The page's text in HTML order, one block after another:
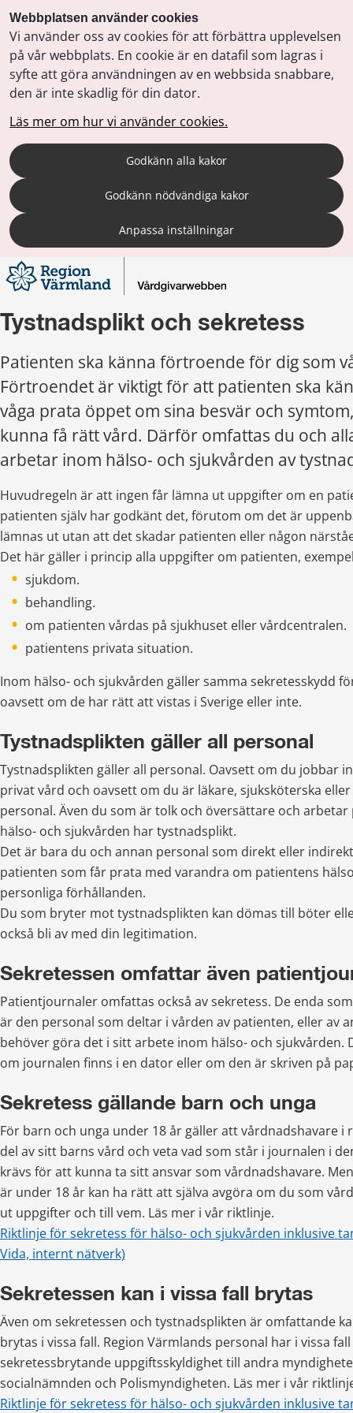
Webbplatsen använder cookies
Vi använder oss av cookies för att förbättra upplevelsen
på vår webbplats. En cookie är en datafil som lagras i
syfte att göra användningen av en webbsida snabbare,
den är inte skadlig för din dator.
Läs mer om hur vi använder cookies.
Godkänn alla kakor
Godkänn nödvändiga kakor
Anpassa inställningar
Tystnadsplikt och sekretess
Patienten ska känna förtroende för dig som
Förtroendet är viktigt för att patienten ska
våga prata öppet om sina besvär och
kunna få rätt vård. Därför omfattas du och
arbetar inom hälso- och sjukvården av
Huvudregeln är att ingen får lämna ut uppgifter om en
patienten själv har godkänt det, förutom om det är
lämnas ut utan att det skadar patienten eller någon
Det här gäller i princip alla uppgifter om patienten,
sjukdom.
behandling.
om patienten vårdas på sjukhuset eller vårdcentralen.
patientens privata situation.
Inom hälso- och sjukvården gäller samma sekretesskydd
oavsett om de har rätt att vistas i Sverige eller inte.
Tystnadsplikten gäller all personal
Tystnadsplikten gäller all personal. Oavsett om du jobbar
privat vård och oavsett om du är läkare, sjuksköterska
personal. Även du som är tolk och översättare och
hälso- och sjukvården har tystnadsplikt.
Det är bara du och annan personal som direkt eller
patienten som får prata med varandra om patientens
personliga förhållanden.
Du som bryter mot tystnadsplikten kan dömas till böter
också bli av med din legitimation.
Sekretessen omfattar även
Patientjournaler omfattas också av sekretess. De enda
är den personal som deltar i vården av patienten, eller av
behöver göra det i sitt arbete inom hälso- och sjukvården.
om journalen finns i en dator eller om den är skriven på
Sekretess gällande barn och unga
För barn och unga under 18 år gäller att vårdnadshavare i
del av sitt barns vård och veta vad som står i journalen i
krävs för att kunna ta sitt ansvar som vårdnadshavare.
är under 18 år kan ha rätt att själva avgöra om du som
ut uppgifter och till vem. Läs mer i vår riktlinje.
Riktlinje för sekretess för hälso- och sjukvården inklusive
Vida, internt nätverk)
Sekretessen kan i vissa fall brytas
Även om sekretessen och tystnadsplikten är omfattande
brytas i vissa fall. Region Värmlands personal har i vissa
sekretessbrytande uppgiftsskyldighet till andra
socialnämnden och Polismyndigheten. Läs mer i vår
Riktlinje för sekretess för hälso- och sjukvården inklusive